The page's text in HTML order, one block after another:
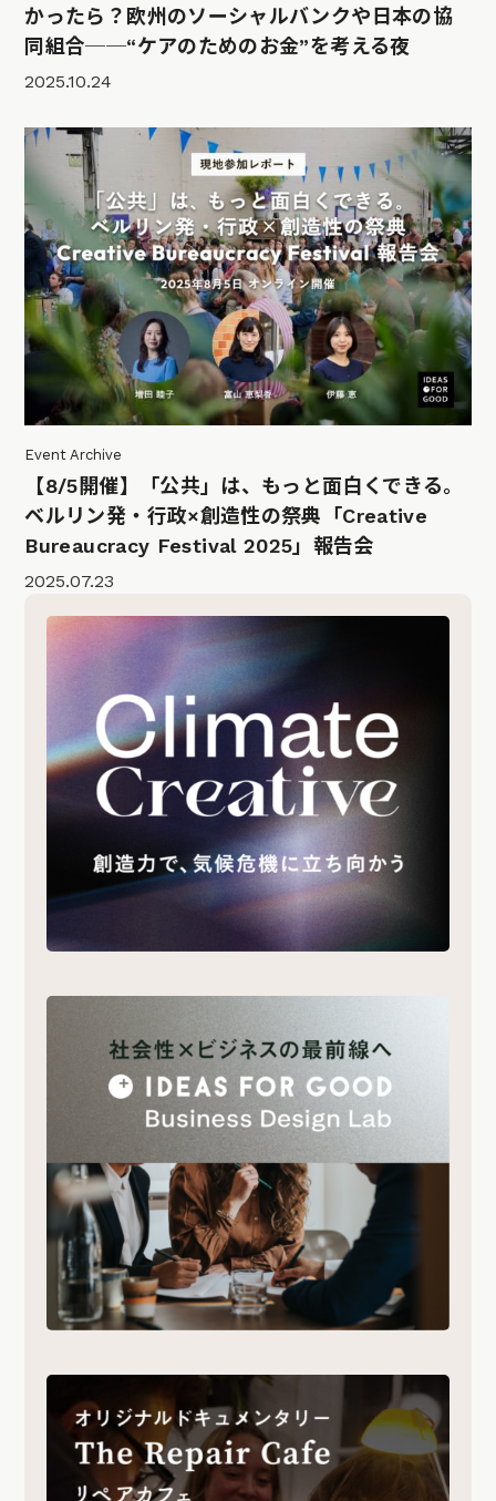
かったら？欧州のソーシャルバンクや日本の協
同組合──“ケアのためのお金”を考える夜
2025.10.24
Event Archive
【8/5開催】「公共」は、もっと面白くできる。
ベルリン発・行政×創造性の祭典「Creative
Bureaucracy Festival 2025」報告会
2025.07.23